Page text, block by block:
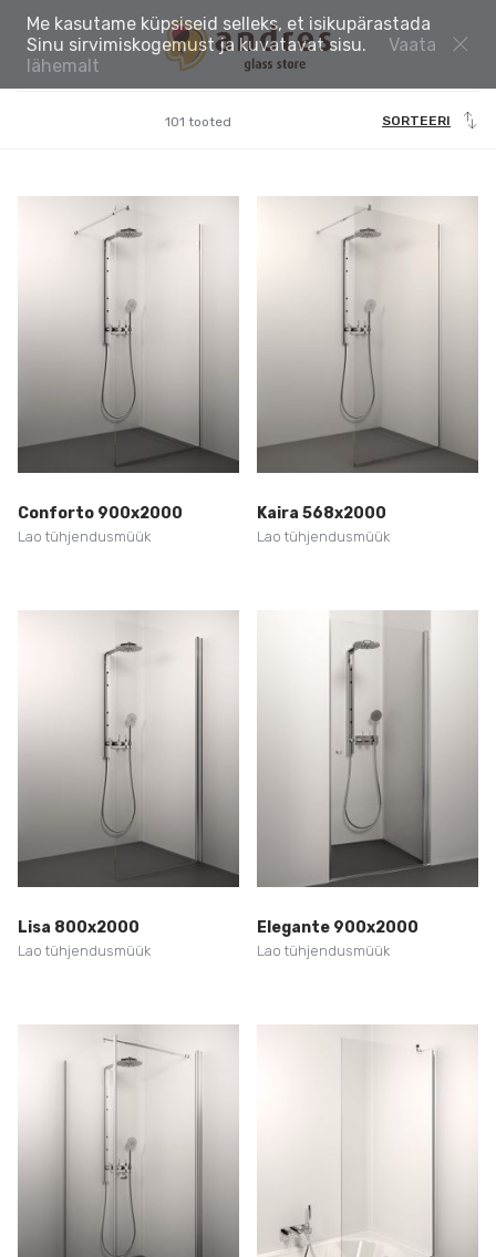
SORTEERI
101 tooted
Conforto 900x2000
Lao tühjendusmüük
Kaira 568x2000
Lao tühjendusmüük
Lisa 800x2000
Lao tühjendusmüük
Elegante 900x2000
Lao tühjendusmüük
Me kasutame küpsiseid selleks, et isikupärastada
Sinu sirvimiskogemust ja kuvatavat sisu.
Vaata
lähemalt